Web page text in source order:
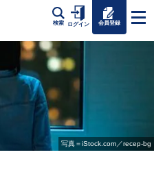
検索 ログイン 会員登録
写真＝iStock.com／recep-bg